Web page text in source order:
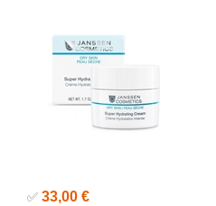
✅ 33,00 €